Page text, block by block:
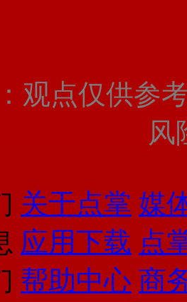
观点仅供参
风
关于点掌 媒
应用下载 点
帮助中心 商